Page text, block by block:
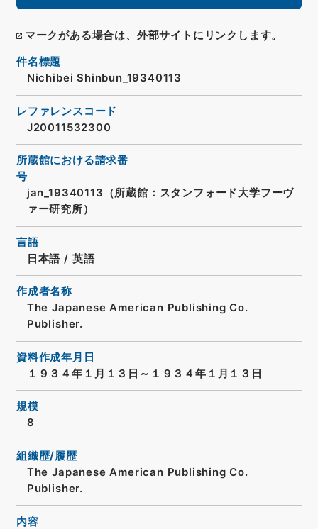
マークがある場合は、外部サイトにリンクします。
件名標題
Nichibei Shinbun_19340113
レファレンスコード
J20011532300
所蔵館における請求番
号
jan_19340113（所蔵館：スタンフォード大学フーヴ
ァー研究所）
言語
日本語 / 英語
作成者名称
The Japanese American Publishing Co.
Publisher.
資料作成年月日
１９３４年１月１３日～１９３４年１月１３日
規模
8
組織歴/履歴
The Japanese American Publishing Co.
Publisher.
内容